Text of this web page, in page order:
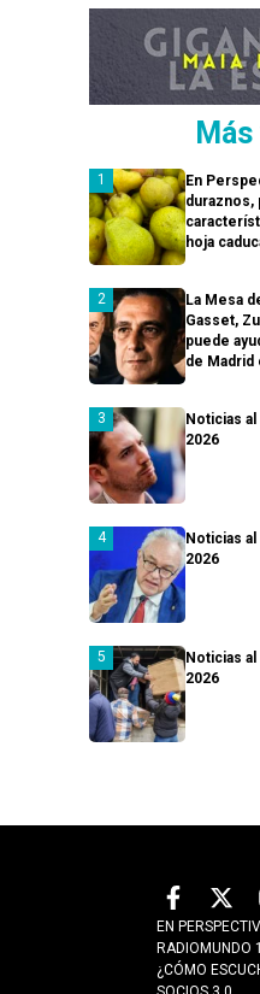
En
duraznos,
hoja
La Mesa
Gasset,
puede
de Madrid
Noticias
2026
Noticias
2026
Noticias
2026
EN
RADIOMUNDO
¿CÓMO